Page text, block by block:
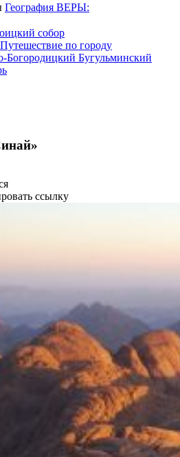
География ВЕРЫ:
собор
по городу
Богородицкий Бугульминский